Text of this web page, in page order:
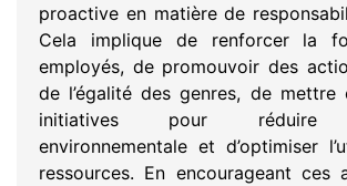
proactive en matière de
Cela implique de renforcer la
employés, de promouvoir des
de l’égalité des genres, de mettre
initiatives pour réduire
environnementale et d’optimiser
ressources. En encourageant ces